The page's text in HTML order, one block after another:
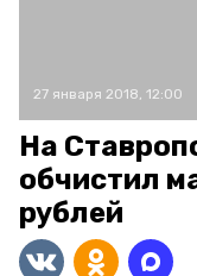
27 января 2018, 12:00
На
обчистил
рублей